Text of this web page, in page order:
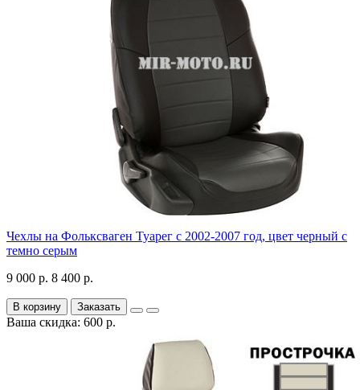
Чехлы на Фольксваген Туарег с 2002-2007 год, цвет черный с
темно серым
9 000 р. 8 400 р.
В корзину Заказать
Ваша скидка: 600 р.